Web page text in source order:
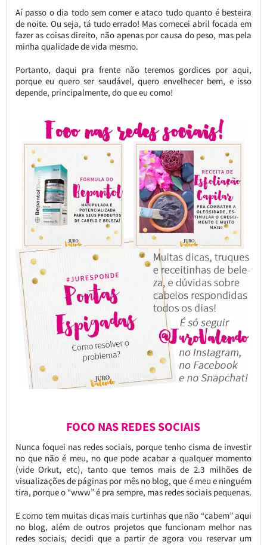
Aí passo o dia todo sem comer e ataco tudo quanto é besteira
de noite. Ou seja, tá tudo errado! Mas comecei abril focada em
fazer as coisas direito, não apenas por causa do peso, mas pela
minha qualidade de vida mesmo.
Portanto, daqui pra frente não teremos gordices por aqui,
porque eu quero ser saudável, quero envelhecer bem, e isso
depende, principalmente, do que eu como!
FOCO NAS REDES SOCIAIS
Nunca foquei nas redes sociais, porque tenho cisma de investir
no que não é meu, no que pode acabar a qualquer momento
(vide Orkut, etc), tanto que temos mais de 2.3 milhões de
visualizações de páginas por mês no blog, que é meu e ninguém
tira, porque o “www” é pra sempre, mas redes sociais pequenas.
E como tem muitas dicas mais curtinhas que não “cabem” aqui
no blog, além de outros projetos que funcionam melhor nas
redes sociais, decidi que a partir de agora vou reservar um